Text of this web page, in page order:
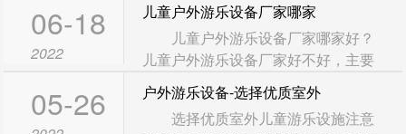
芦浦别墅区儿童组合滑梯
06-18
2022
儿童户外游乐设备厂家哪家
儿童户外游乐设备厂家哪家好？
儿童户外游乐设备厂家好不好，主要
是看厂家规模怎么样、看厂家服务怎
么样、看厂家的产品质量怎么样...
05-26
户外游乐设备-选择优质室外
选择优质室外儿童游乐设施注意